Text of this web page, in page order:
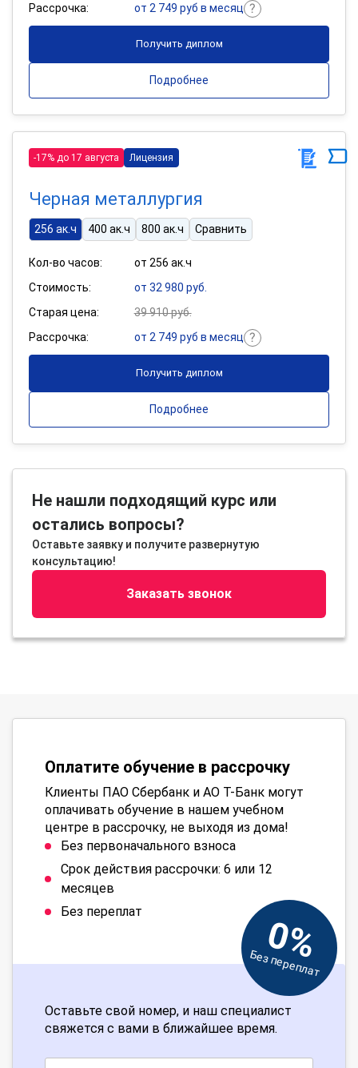
Рассрочка:
от 2 749 руб в месяц
Получить диплом
Подробнее
-17% до 17 августа Лицензия
Черная металлургия
256 ак.ч 400 ак.ч 800 ак.ч Сравнить
Кол-во часов:
от 256 ак.ч
Стоимость:
от 32 980 руб.
Старая цена:
39 910 руб.
Рассрочка:
от 2 749 руб в месяц
Получить диплом
Подробнее
Не нашли подходящий курс или
остались вопросы?
Оставьте заявку и получите развернутую
консультацию!
Заказать звонок
Оплатите обучение в рассрочку
Клиенты ПАО Сбербанк и АО Т-Банк могут
оплачивать обучение в нашем учебном
центре в рассрочку, не выходя из дома!
Без первоначального взноса
Срок действия рассрочки: 6 или 12
месяцев
Без переплат
0%
Без переплат
Оставьте свой номер, и наш специалист
свяжется с вами в ближайшее время.